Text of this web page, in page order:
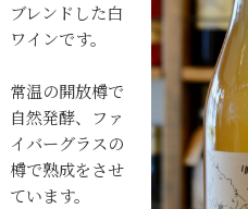
ブレンドした白
ワインです。
常温の開放樽で
自然発酵、ファ
イバーグラスの
樽で熟成をさせ
ています。